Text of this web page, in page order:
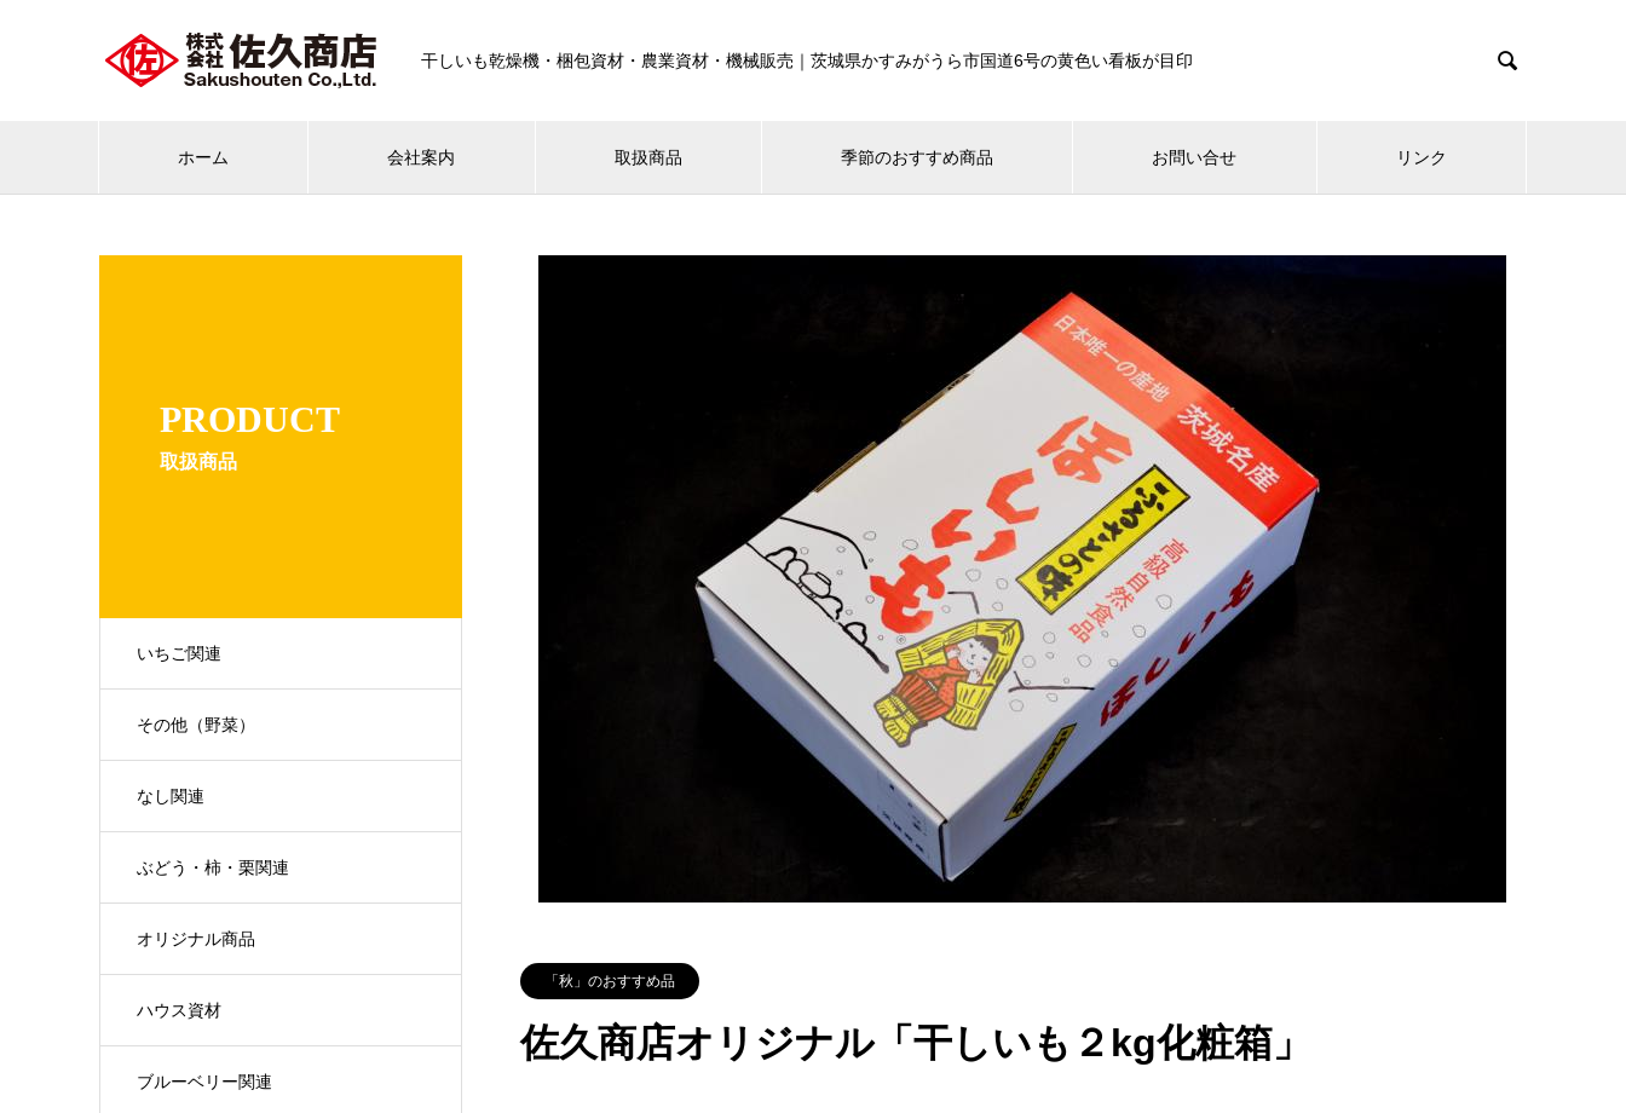
干しいも乾燥機・梱包資材・農業資材・機械販売｜茨城県かすみがうら市国道6号の黄色い看板が目印 
ホーム 会社案内 取扱商品 季節のおすすめ商品 お問い合せ リンク
PRODUCT
取扱商品
いちご関連
その他（野菜）
なし関連
ぶどう・柿・栗関連
オリジナル商品
ハウス資材
ブルーベリー関連
「秋」のおすすめ品
佐久商店オリジナル「干しいも２kg化粧箱」